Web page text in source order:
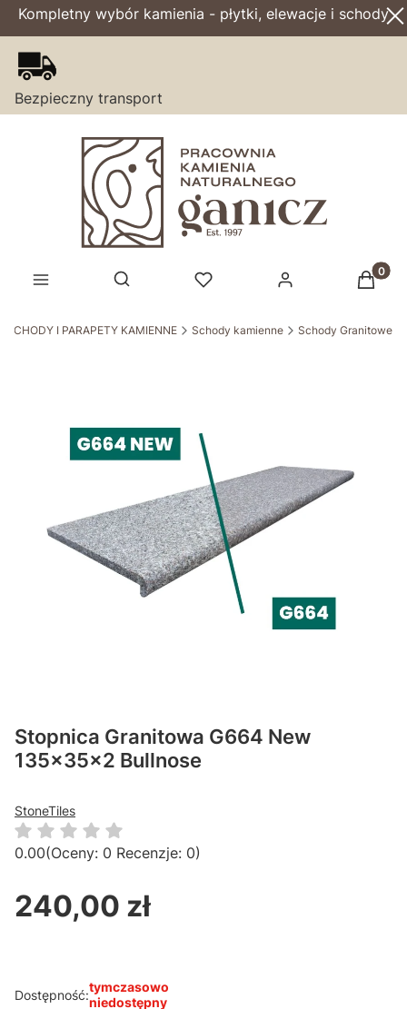
Kompletny wybór kamienia - płytki, elewacje i schody
Bezpieczny transport
Otwórz wyszukiwarkę
SCHODY I PARAPETY KAMIENNE Schody kamienne Schody Granitowe
Stopnica Granitowa G664 New
135x35x2 Bullnose
StoneTiles
0.00(Oceny: 0 Recenzje: 0)
Cena
240,00 zł
Dostępność:tymczasowo
niedostępny